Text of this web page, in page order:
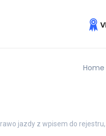
Home
jazdy z wpisem do